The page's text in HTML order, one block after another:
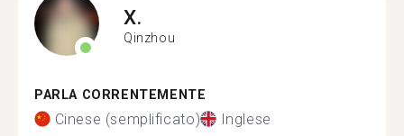
X.
Qinzhou
PARLA CORRENTEMENTE
Cinese (semplificato) Inglese